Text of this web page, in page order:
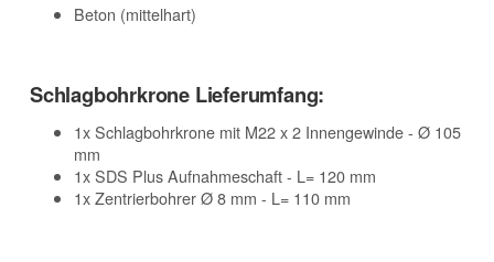
Beton (mittelhart)
Schlagbohrkrone Lieferumfang:
1x Schlagbohrkrone mit M22 x 2 Innengewinde - Ø 105
mm
1x SDS Plus Aufnahmeschaft - L= 120 mm
1x Zentrierbohrer Ø 8 mm - L= 110 mm